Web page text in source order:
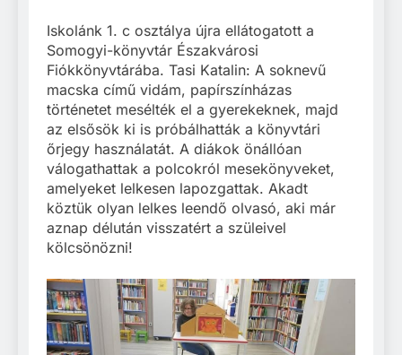
Iskolánk 1. c osztálya újra ellátogatott a
Somogyi-könyvtár Északvárosi
Fiókkönyvtárába. Tasi Katalin: A soknevű
macska című vidám, papírszínházas
történetet mesélték el a gyerekeknek, majd
az elsősök ki is próbálhatták a könyvtári
őrjegy használatát. A diákok önállóan
válogathattak a polcokról mesekönyveket,
amelyeket lelkesen lapozgattak. Akadt
köztük olyan lelkes leendő olvasó, aki már
aznap délután visszatért a szüleivel
kölcsönözni!